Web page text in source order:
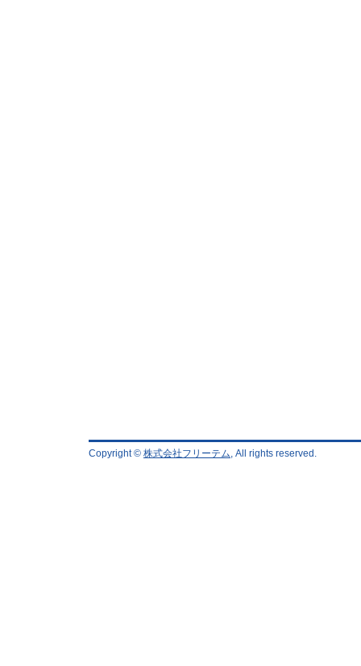
Copyright © 株式会社フリーテム, All rights reserved.